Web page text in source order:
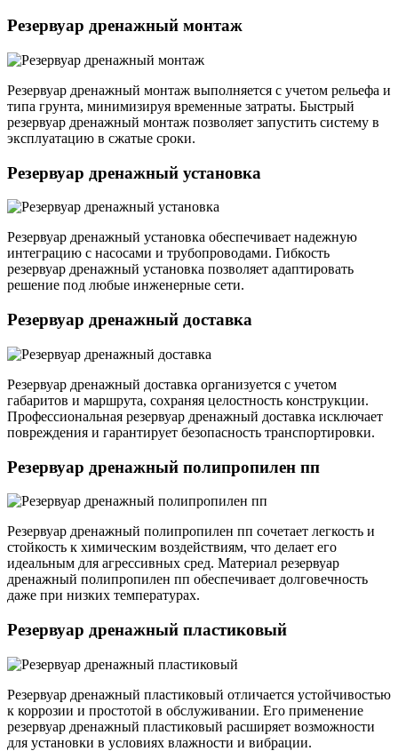
Резервуар дренажный монтаж
Резервуар дренажный монтаж выполняется с учетом рельефа и
типа грунта, минимизируя временные затраты. Быстрый
резервуар дренажный монтаж позволяет запустить систему в
эксплуатацию в сжатые сроки.
Резервуар дренажный установка
Резервуар дренажный установка обеспечивает надежную
интеграцию с насосами и трубопроводами. Гибкость
резервуар дренажный установка позволяет адаптировать
решение под любые инженерные сети.
Резервуар дренажный доставка
Резервуар дренажный доставка организуется с учетом
габаритов и маршрута, сохраняя целостность конструкции.
Профессиональная резервуар дренажный доставка исключает
повреждения и гарантирует безопасность транспортировки.
Резервуар дренажный полипропилен пп
Резервуар дренажный полипропилен пп сочетает легкость и
стойкость к химическим воздействиям, что делает его
идеальным для агрессивных сред. Материал резервуар
дренажный полипропилен пп обеспечивает долговечность
даже при низких температурах.
Резервуар дренажный пластиковый
Резервуар дренажный пластиковый отличается устойчивостью
к коррозии и простотой в обслуживании. Его применение
резервуар дренажный пластиковый расширяет возможности
для установки в условиях влажности и вибрации.